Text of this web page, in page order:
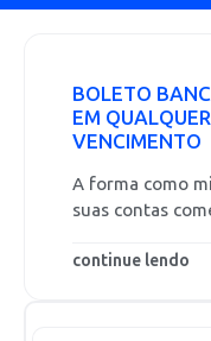
BOLETO
EM
VENCIMENTO
A forma como
suas contas
continue lendo